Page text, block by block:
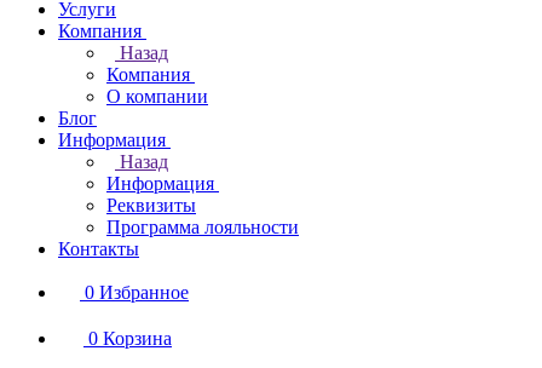
Услуги
Компания
Назад
Компания
О компании
Блог
Информация
Назад
Информация
Реквизиты
Программа лояльности
Контакты
0 Избранное
0 Корзина